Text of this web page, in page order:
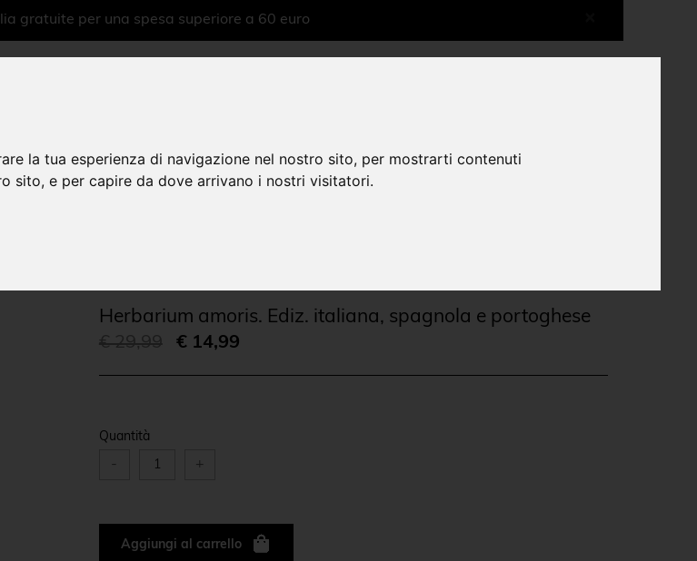
la tua esperienza di navigazione nel nostro sito, per mostrarti contenuti
sito, e per capire da dove arrivano i nostri visitatori.
gratuite per una spesa superiore a 60 euro
Herbarium amoris. Ediz. italiana, spagnola e portoghese
€ 29,99 € 14,99
Quantità
- +
Aggiungi al carrello